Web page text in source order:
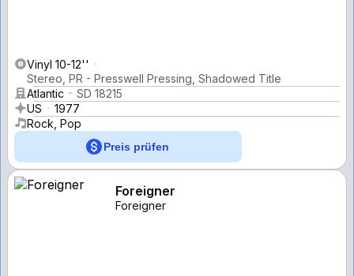
Vinyl 10-12''
Stereo, PR - Presswell Pressing, Shadowed Title
Atlantic
SD 18215
US
1977
Rock, Pop
Preis prüfen
Foreigner
Foreigner